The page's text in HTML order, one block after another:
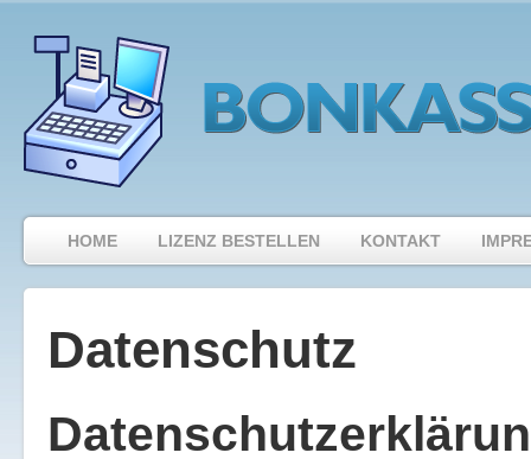
HOME LIZENZ BESTELLEN KONTAKT
Datenschutz